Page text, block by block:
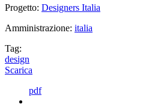
Progetto: Designers Italia
Amministrazione: italia
Tag:
design
Scarica
pdf